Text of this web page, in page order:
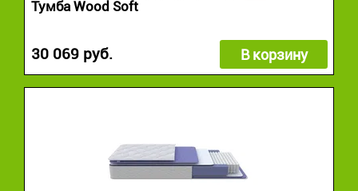
Тумба Wood Soft
30 069 руб. В корзину